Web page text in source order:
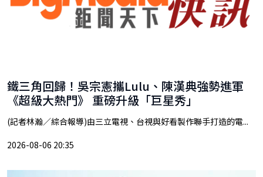
鐵三角回歸！吳宗憲攜Lulu、陳漢典強勢進軍
《超級大熱門》 重磅升級「巨星秀」
(記者林瀚／綜合報導)由三立電視、台視與好看製作聯手打造的電...
2026-08-06 20:35